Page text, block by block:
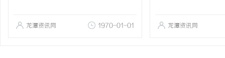
龙潭资讯网 1970-01-01 龙潭资讯网